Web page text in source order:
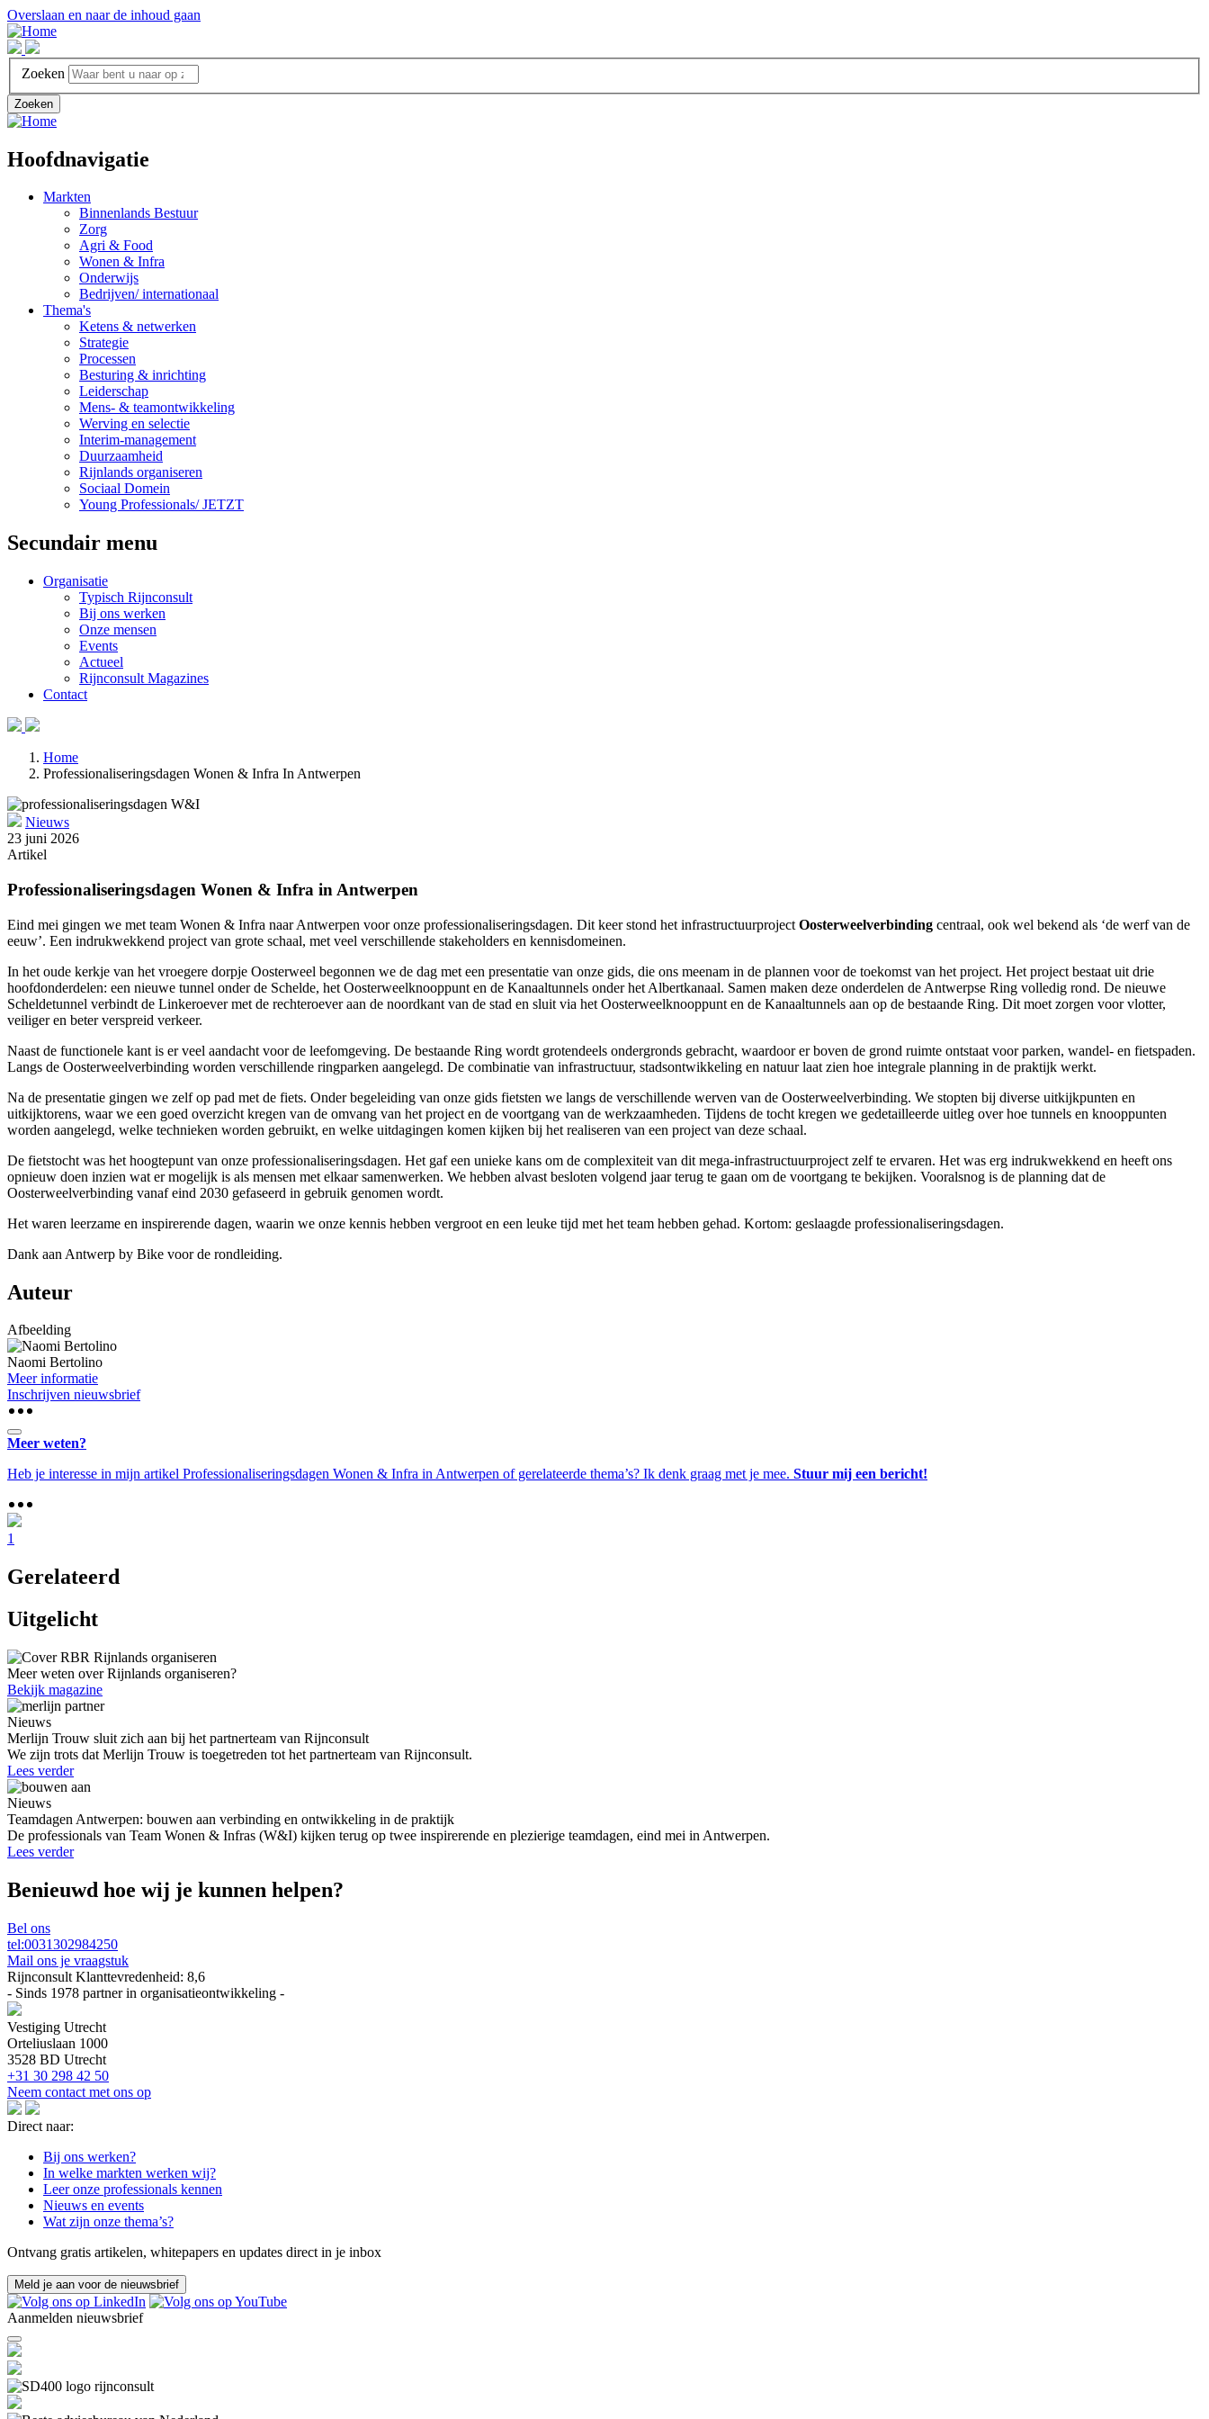
Overslaan en naar de inhoud gaan
Zoeken
Zoeken
Hoofdnavigatie
Markten
Binnenlands Bestuur
Zorg
Agri & Food
Wonen & Infra
Onderwijs
Bedrijven/ internationaal
Thema's
Ketens & netwerken
Strategie
Processen
Besturing & inrichting
Leiderschap
Mens- & teamontwikkeling
Werving en selectie
Interim-management
Duurzaamheid
Rijnlands organiseren
Sociaal Domein
Young Professionals/ JETZT
Secundair menu
Organisatie
Typisch Rijnconsult
Bij ons werken
Onze mensen
Events
Actueel
Rijnconsult Magazines
Contact
Home
Professionaliseringsdagen Wonen & Infra In Antwerpen
Nieuws
23 juni 2026
Artikel
Professionaliseringsdagen Wonen & Infra in Antwerpen
Eind mei gingen we met team Wonen & Infra naar Antwerpen voor onze professionaliseringsdagen. Dit keer stond het infrastructuurproject Oosterweelverbinding centraal, ook wel bekend als ‘de werf van de
eeuw’. Een indrukwekkend project van grote schaal, met veel verschillende stakeholders en kennisdomeinen.
In het oude kerkje van het vroegere dorpje Oosterweel begonnen we de dag met een presentatie van onze gids, die ons meenam in de plannen voor de toekomst van het project. Het project bestaat uit drie
hoofdonderdelen: een nieuwe tunnel onder de Schelde, het Oosterweelknooppunt en de Kanaaltunnels onder het Albertkanaal. Samen maken deze onderdelen de Antwerpse Ring volledig rond. De nieuwe
Scheldetunnel verbindt de Linkeroever met de rechteroever aan de noordkant van de stad en sluit via het Oosterweelknooppunt en de Kanaaltunnels aan op de bestaande Ring. Dit moet zorgen voor vlotter,
veiliger en beter verspreid verkeer.
Naast de functionele kant is er veel aandacht voor de leefomgeving. De bestaande Ring wordt grotendeels ondergronds gebracht, waardoor er boven de grond ruimte ontstaat voor parken, wandel- en fietspaden.
Langs de Oosterweelverbinding worden verschillende ringparken aangelegd. De combinatie van infrastructuur, stadsontwikkeling en natuur laat zien hoe integrale planning in de praktijk werkt.
Na de presentatie gingen we zelf op pad met de fiets. Onder begeleiding van onze gids fietsten we langs de verschillende werven van de Oosterweelverbinding. We stopten bij diverse uitkijkpunten en
uitkijktorens, waar we een goed overzicht kregen van de omvang van het project en de voortgang van de werkzaamheden. Tijdens de tocht kregen we gedetailleerde uitleg over hoe tunnels en knooppunten
worden aangelegd, welke technieken worden gebruikt, en welke uitdagingen komen kijken bij het realiseren van een project van deze schaal.
De fietstocht was het hoogtepunt van onze professionaliseringsdagen. Het gaf een unieke kans om de complexiteit van dit mega-infrastructuurproject zelf te ervaren. Het was erg indrukwekkend en heeft ons
opnieuw doen inzien wat er mogelijk is als mensen met elkaar samenwerken. We hebben alvast besloten volgend jaar terug te gaan om de voortgang te bekijken. Vooralsnog is de planning dat de
Oosterweelverbinding vanaf eind 2030 gefaseerd in gebruik genomen wordt.
Het waren leerzame en inspirerende dagen, waarin we onze kennis hebben vergroot en een leuke tijd met het team hebben gehad. Kortom: geslaagde professionaliseringsdagen.
Dank aan Antwerp by Bike voor de rondleiding.
Auteur
Afbeelding
Naomi Bertolino
Meer informatie
Inschrijven nieuwsbrief
Meer weten?
Heb je interesse in mijn artikel Professionaliseringsdagen Wonen & Infra in Antwerpen of gerelateerde thema’s? Ik denk graag met je mee. Stuur mij een bericht!
1
Gerelateerd
Uitgelicht
Meer weten over Rijnlands organiseren?
Bekijk magazine
Nieuws
Merlijn Trouw sluit zich aan bij het partnerteam van Rijnconsult
We zijn trots dat Merlijn Trouw is toegetreden tot het partnerteam van Rijnconsult.
Lees verder
Nieuws
Teamdagen Antwerpen: bouwen aan verbinding en ontwikkeling in de praktijk
De professionals van Team Wonen & Infras (W&I) kijken terug op twee inspirerende en plezierige teamdagen, eind mei in Antwerpen.
Lees verder
Benieuwd hoe wij je kunnen helpen?
Bel ons
tel:0031302984250
Mail ons je vraagstuk
Rijnconsult Klanttevredenheid: 8,6
- Sinds 1978 partner in organisatieontwikkeling -
Vestiging Utrecht
Orteliuslaan 1000
3528 BD Utrecht
+31 30 298 42 50
Neem contact met ons op
Direct naar:
Bij ons werken?
In welke markten werken wij?
Leer onze professionals kennen
Nieuws en events
Wat zijn onze thema’s?
Ontvang gratis artikelen, whitepapers en updates direct in je inbox
Meld je aan voor de nieuwsbrief
Aanmelden nieuwsbrief